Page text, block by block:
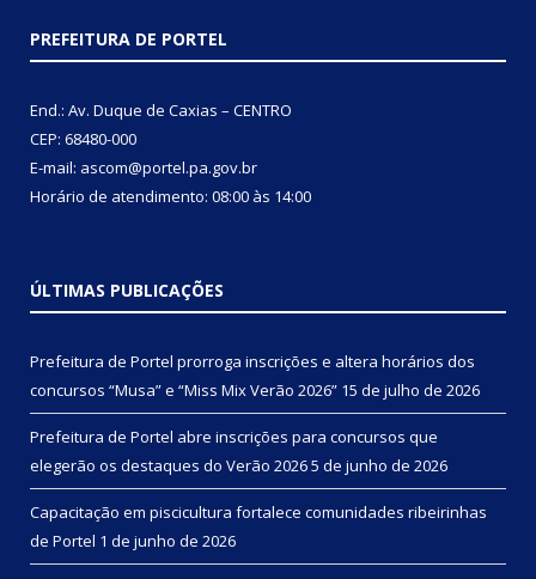
PREFEITURA DE PORTEL
End.: Av. Duque de Caxias – CENTRO
CEP: 68480-000
E-mail: ascom@portel.pa.gov.br
Horário de atendimento: 08:00 às 14:00
ÚLTIMAS PUBLICAÇÕES
Prefeitura de Portel prorroga inscrições e altera horários dos
concursos “Musa” e “Miss Mix Verão 2026” 15 de julho de 2026
Prefeitura de Portel abre inscrições para concursos que
elegerão os destaques do Verão 20265 de junho de 2026
Capacitação em piscicultura fortalece comunidades ribeirinhas
de Portel 1 de junho de 2026